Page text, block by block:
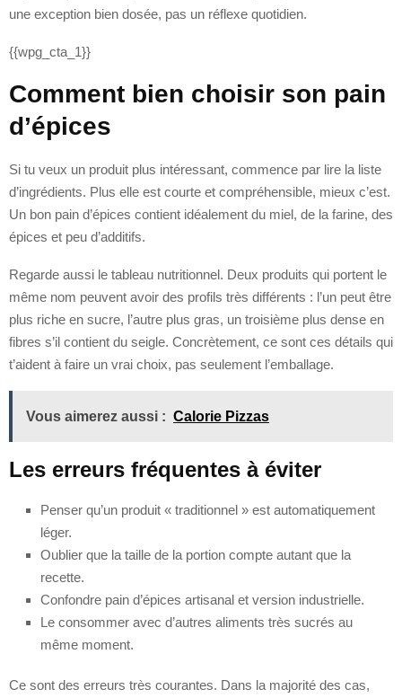
une exception bien dosée, pas un réflexe quotidien.
{{wpg_cta_1}}
Comment bien choisir son pain
d’épices
Si tu veux un produit plus intéressant, commence par lire la liste
d’ingrédients. Plus elle est courte et compréhensible, mieux c’est.
Un bon pain d’épices contient idéalement du miel, de la farine, des
épices et peu d’additifs.
Regarde aussi le tableau nutritionnel. Deux produits qui portent le
même nom peuvent avoir des profils très différents : l’un peut être
plus riche en sucre, l’autre plus gras, un troisième plus dense en
fibres s’il contient du seigle. Concrètement, ce sont ces détails qui
t’aident à faire un vrai choix, pas seulement l’emballage.
Vous aimerez aussi : Calorie Pizzas
Les erreurs fréquentes à éviter
Penser qu’un produit « traditionnel » est automatiquement
léger.
Oublier que la taille de la portion compte autant que la
recette.
Confondre pain d’épices artisanal et version industrielle.
Le consommer avec d’autres aliments très sucrés au
même moment.
Ce sont des erreurs très courantes. Dans la majorité des cas,